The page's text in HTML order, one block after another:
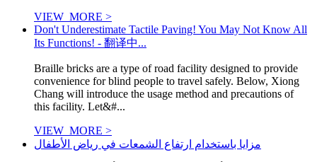
VIEW_MORE >
Don't Underestimate Tactile Paving! You May Not Know All
Its Functions! - 翻译中...
Braille bricks are a type of road facility designed to provide
convenience for blind people to travel safely. Below, Xiong
Chang will introduce the usage method and precautions of
this facility. Let&#...
VIEW_MORE >
مزايا باستخدام ارتفاع الشمعات في رياض الأطفال